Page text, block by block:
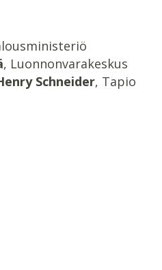
, Luonnonvarakeskus
Schneider, Tapio